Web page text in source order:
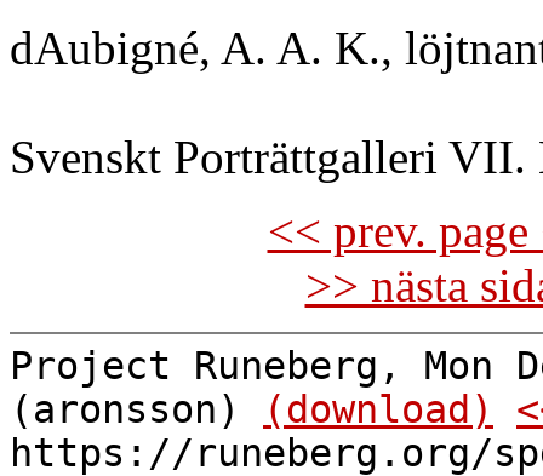
dAubigné, A. A. K.,
Svenskt Porträttgalleri VII.
<< prev.
>> nästa
Project Runeberg, Mon
(aronsson)
(download)
https://runeberg.org/